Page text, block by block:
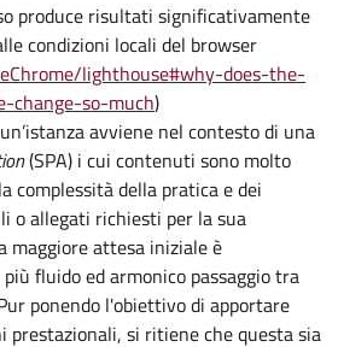
produce risultati significativamente
condizioni locali del browser
lighthouse#why-does-the-
change-so-much)
avviene nel contesto di una
(SPA) i cui contenuti sono molto
complessità della pratica e dei
o allegati richiesti per la sua
maggiore attesa iniziale è
fluido ed armonico passaggio tra
ponendo l'obiettivo di apportare
si ritiene che questa sia